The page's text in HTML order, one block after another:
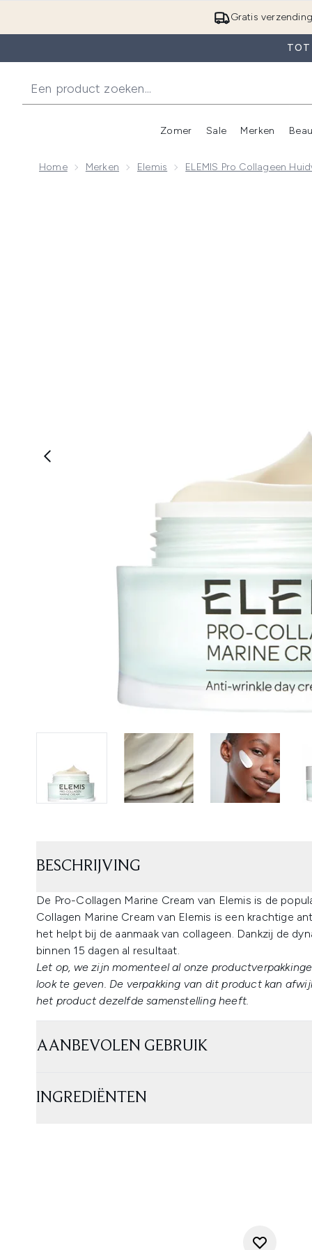
Gratis
TOT
Zomer
Enter submenu
Sale Merken
Home Merken Elemis ELEMIS Pro Collageen
BESCHRIJVING
De Pro-Collagen Marine Cream van Elemis is de
Collagen Marine Cream van Elemis is een krachtige
het helpt bij de aanmaak van collageen. Dankzij de
binnen 15 dagen al resultaat.
Let op, we zijn momenteel al onze
look te geven. De verpakking van dit product kan
het product dezelfde samenstelling heeft.
AANBEVOLEN GEBRUIK
INGREDIËNTEN